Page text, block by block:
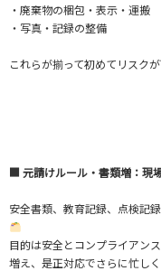
・廃棄物の梱包・表示・運搬
・写真・記録の整備
これらが揃って初めてリスクが
■ 元請けルール・書類増：現
安全書類、教育記録、点検記
目的は安全とコンプライアン
増え、是正対応でさらに忙しく